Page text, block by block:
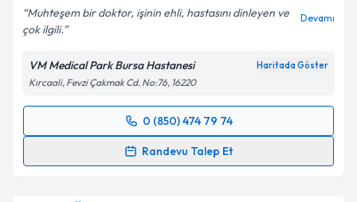
Muhteşem bir doktor, işinin ehli, hastasını dinleyen ve
çok ilgili.
Devamı
VM Medical Park Bursa Hastanesi Haritada Göster
Kırcaali, Fevzi Çakmak Cd. No:76, 16220
0 (850) 474 79 74
Randevu Talep Et
Randevu Takvimi Talebi